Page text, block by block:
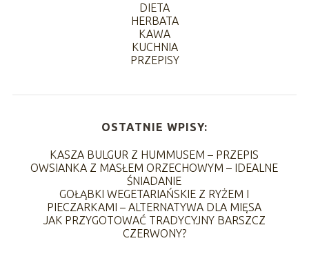
DIETA
HERBATA
KAWA
KUCHNIA
PRZEPISY
OSTATNIE WPISY:
KASZA BULGUR Z HUMMUSEM – PRZEPIS
OWSIANKA Z MASŁEM ORZECHOWYM – IDEALNE
ŚNIADANIE
GOŁĄBKI WEGETARIAŃSKIE Z RYŻEM I
PIECZARKAMI – ALTERNATYWA DLA MIĘSA
JAK PRZYGOTOWAĆ TRADYCYJNY BARSZCZ
CZERWONY?